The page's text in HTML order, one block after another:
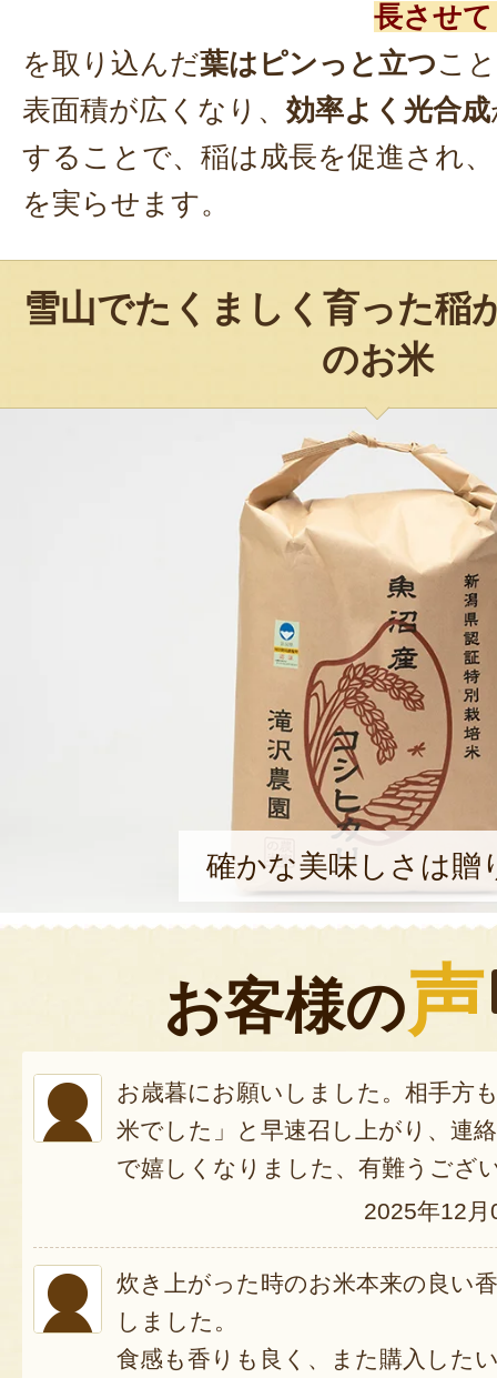
長させ
を取り込んだ葉はピンっと立つこ
表面積が広くなり、 効率よく光合成
することで、稲は成長を促進され、
を実らせます。
雪山でたくましく育った稲
のお米
確かな美味しさは贈
お客様の声
お歳暮にお願いしました。相手方
米でした」と早速召し上がり、連
で嬉しくなりました、有難うござ
2025年12月
炊き上がった時のお米本来の良い
しました。
食感も香りも良く、また購入した